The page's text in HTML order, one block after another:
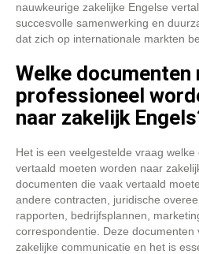
nauwkeurige zakelijke Engelse
succesvolle samenwerking en
dat zich op internationale markten
Welke documenten
professioneel
naar zakelijk
Het is een veelgestelde vraag
vertaald moeten worden naar
documenten die vaak vertaald
andere contracten, juridische
rapporten, bedrijfsplannen,
correspondentie. Deze documenten
zakelijke communicatie en het is